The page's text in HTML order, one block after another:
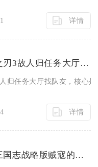
详情
如何在影之刃3故人归任务大厅寻找队友
归任务大厅找队友，核心
详情
如何应对三国志战略版贼寇的入侵